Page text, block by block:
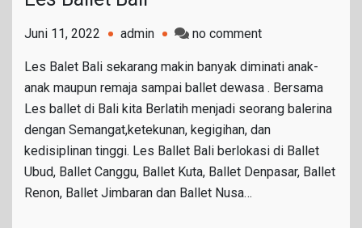
Juni 11, 2022 admin no commenton
Ballet
Bali
Les Balet Bali sekarang makin banyak diminati anak-
anak maupun remaja sampai ballet dewasa . Bersama
Les ballet di Bali kita Berlatih menjadi seorang balerina
dengan Semangat,ketekunan, kegigihan, dan
kedisiplinan tinggi. Les Ballet Bali berlokasi di Ballet
Ubud, Ballet Canggu, Ballet Kuta, Ballet Denpasar, Ballet
Renon, Ballet Jimbaran dan Ballet Nusa…